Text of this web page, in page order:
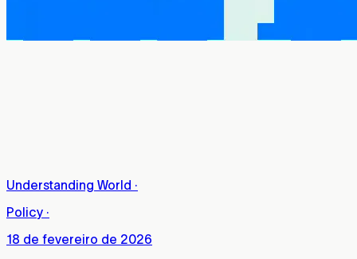
Understanding World ·
Policy ·
18 de fevereiro de 2026